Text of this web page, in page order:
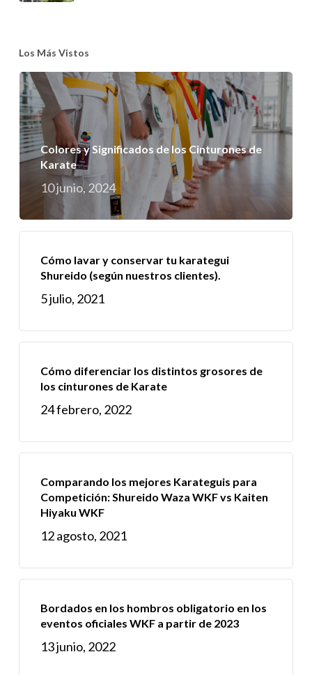
Los Más Vistos
Colores y Significados de los Cinturones de
Karate
10 junio, 2024
Cómo lavar y conservar tu karategui
Shureido (según nuestros clientes).
5 julio, 2021
Cómo diferenciar los distintos grosores de
los cinturones de Karate
24 febrero, 2022
Comparando los mejores Karateguis para
Competición: Shureido Waza WKF vs Kaiten
Hiyaku WKF
12 agosto, 2021
Bordados en los hombros obligatorio en los
eventos oficiales WKF a partir de 2023
13 junio, 2022